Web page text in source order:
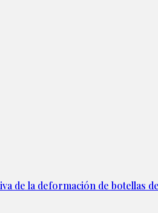
de la deformación de botellas